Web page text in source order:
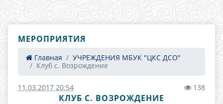
МЕРОПРИЯТИЯ
Главная
УЧРЕЖДЕНИЯ МБУК "ЦКС ДСО"
Клуб с. Возрождение
11.03.2017 20:54 138
КЛУБ С. ВОЗРОЖДЕНИЕ